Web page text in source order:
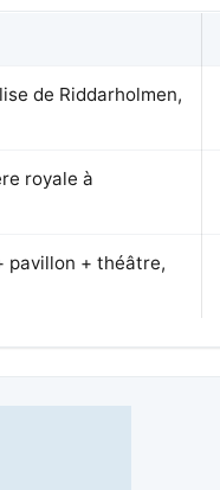
de Riddarholmen,
royale à
pavillon + théâtre,